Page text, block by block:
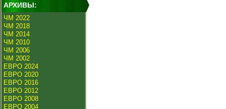
АРХИВЫ:
ЧМ 2022
ЧМ 2018
ЧМ 2014
ЧМ 2010
ЧМ 2006
ЧМ 2002
ЕВРО 2024
ЕВРО 2020
ЕВРО 2016
ЕВРО 2012
ЕВРО 2008
ЕВРО 2004